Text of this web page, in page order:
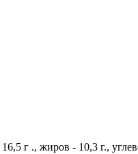
г ., жиров - 10,3 г.,